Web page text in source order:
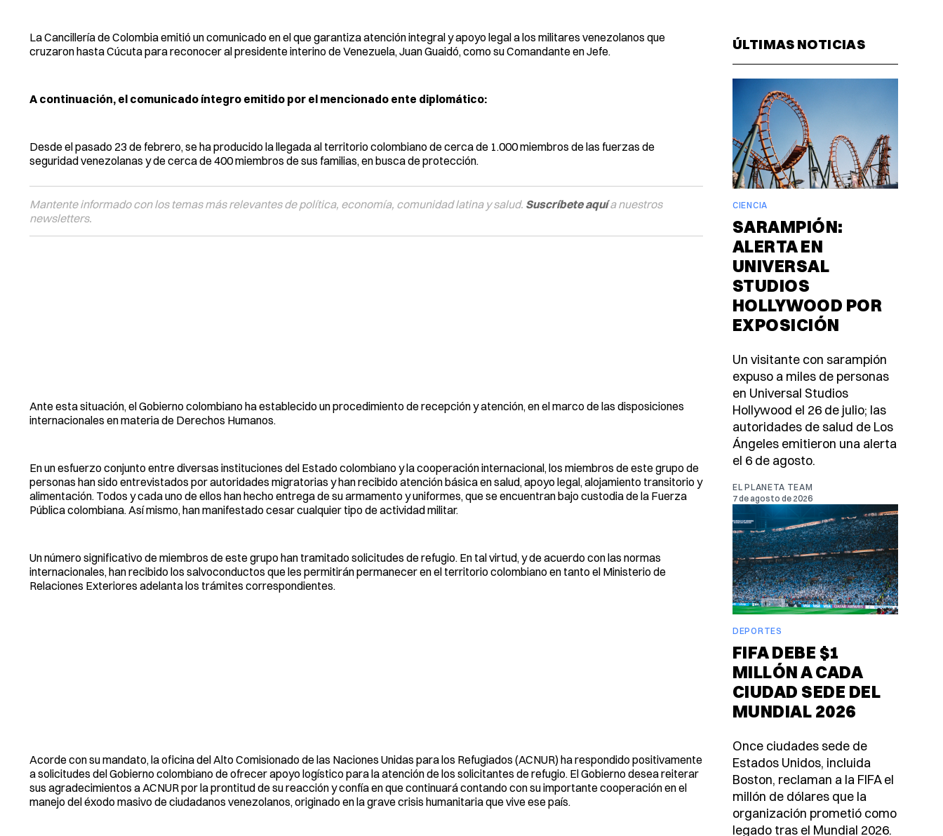
La Cancillería de Colombia emitió un comunicado en el que garantiza atención integral y apoyo legal a los militares venezolanos que
cruzaron hasta Cúcuta para reconocer al presidente interino de Venezuela, Juan Guaidó, como su Comandante en Jefe.
A continuación, el comunicado íntegro emitido por el mencionado ente diplomático:
Desde el pasado 23 de febrero, se ha producido la llegada al territorio colombiano de cerca de 1.000 miembros de las fuerzas de
seguridad venezolanas y de cerca de 400 miembros de sus familias, en busca de protección.
Mantente informado con los temas más relevantes de política, economía, comunidad latina y salud. Suscríbete aquía nuestros
newsletters.
Ante esta situación, el Gobierno colombiano ha establecido un procedimiento de recepción y atención, en el marco de las disposiciones
internacionales en materia de Derechos Humanos.
En un esfuerzo conjunto entre diversas instituciones del Estado colombiano y la cooperación internacional, los miembros de este grupo de
personas han sido entrevistados por autoridades migratorias y han recibido atención básica en salud, apoyo legal, alojamiento transitorio y
alimentación. Todos y cada uno de ellos han hecho entrega de su armamento y uniformes, que se encuentran bajo custodia de la Fuerza
Pública colombiana. Así mismo, han manifestado cesar cualquier tipo de actividad militar.
Un número significativo de miembros de este grupo han tramitado solicitudes de refugio. En tal virtud, y de acuerdo con las normas
internacionales, han recibido los salvoconductos que les permitirán permanecer en el territorio colombiano en tanto el Ministerio de
Relaciones Exteriores adelanta los trámites correspondientes.
Acorde con su mandato, la oficina del Alto Comisionado de las Naciones Unidas para los Refugiados (ACNUR) ha respondido positivamente
a solicitudes del Gobierno colombiano de ofrecer apoyo logístico para la atención de los solicitantes de refugio. El Gobierno desea reiterar
sus agradecimientos a ACNUR por la prontitud de su reacción y confía en que continuará contando con su importante cooperación en el
manejo del éxodo masivo de ciudadanos venezolanos, originado en la grave crisis humanitaria que vive ese país.
ÚLTIMAS NOTICIAS
CIENCIA
SARAMPIÓN:
ALERTA EN
UNIVERSAL
STUDIOS
HOLLYWOOD POR
EXPOSICIÓN
Un visitante con sarampión
expuso a miles de personas
en Universal Studios
Hollywood el 26 de julio; las
autoridades de salud de Los
Ángeles emitieron una alerta
el 6 de agosto.
EL PLANETA TEAM
7 de agosto de 2026
DEPORTES
FIFA DEBE $1
MILLÓN A CADA
CIUDAD SEDE DEL
MUNDIAL 2026
Once ciudades sede de
Estados Unidos, incluida
Boston, reclaman a la FIFA el
millón de dólares que la
organización prometió como
legado tras el Mundial 2026.